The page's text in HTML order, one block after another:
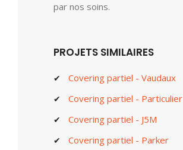
par nos soins.
PROJETS SIMILAIRES
Covering partiel - Vaudaux
Covering partiel - Particulier
Covering partiel - J5M
Covering partiel - Parker